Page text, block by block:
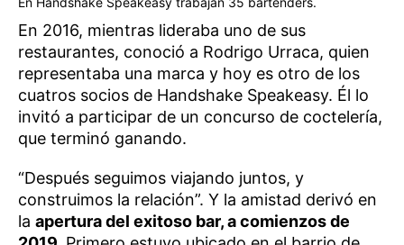
En 2016, mientras lideraba uno de sus
restaurantes, conoció a Rodrigo Urraca, quien
representaba una marca y hoy es otro de los
cuatros socios de Handshake Speakeasy. Él lo
invitó a participar de un concurso de coctelería,
que terminó ganando.
“Después seguimos viajando juntos, y
construimos la relación”. Y la amistad derivó en
la apertura del exitoso bar, a comienzos de